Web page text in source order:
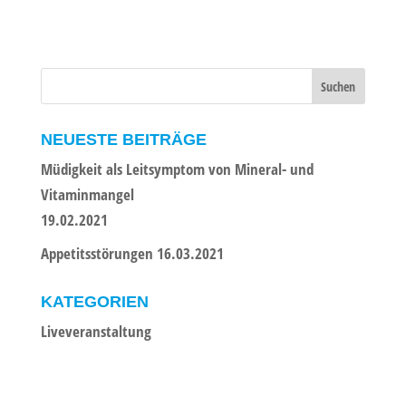
NEUESTE BEITRÄGE
Müdigkeit als Leitsymptom von Mineral- und
Vitaminmangel
19.02.2021
Appetitsstörungen 16.03.2021
KATEGORIEN
Liveveranstaltung